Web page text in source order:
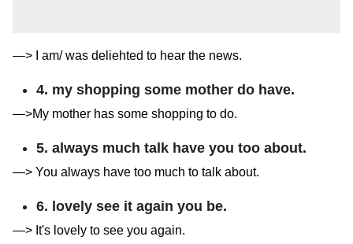
—> I am/ was deliehted to hear the news.
4. my shopping some mother do have.
—>My mother has some shopping to do.
5. always much talk have you too about.
—> You always have too much to talk about.
6. lovely see it again you be.
—> It's lovely to see you again.